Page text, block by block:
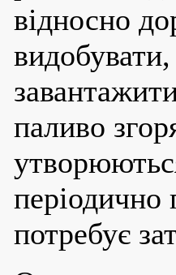
відносно
видобувати,
паливо
періодично
потребує